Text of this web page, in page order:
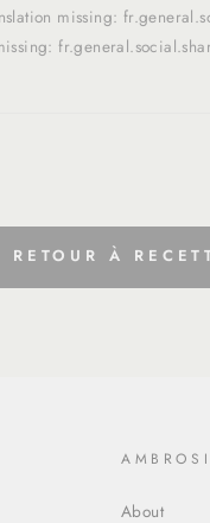
missing:
RETOUR À
About